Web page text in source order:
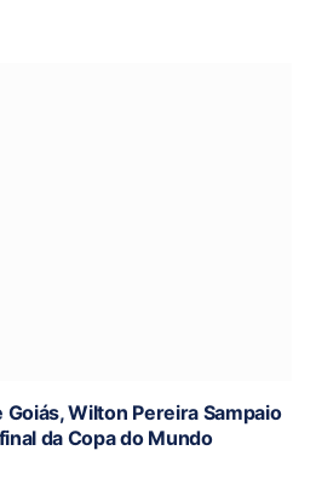
Wilton Pereira Sampaio
da Copa do Mundo